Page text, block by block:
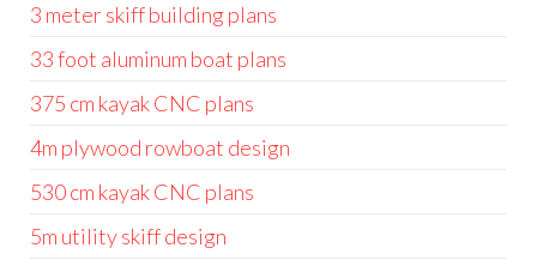
3 meter skiff building plans
33 foot aluminum boat plans
375 cm kayak CNC plans
4m plywood rowboat design
530 cm kayak CNC plans
5m utility skiff design